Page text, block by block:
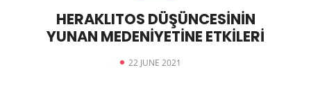
HERAKLITOS DÜŞÜNCESİNİN
YUNAN MEDENİYETİNE ETKİLERİ
22 JUNE 2021